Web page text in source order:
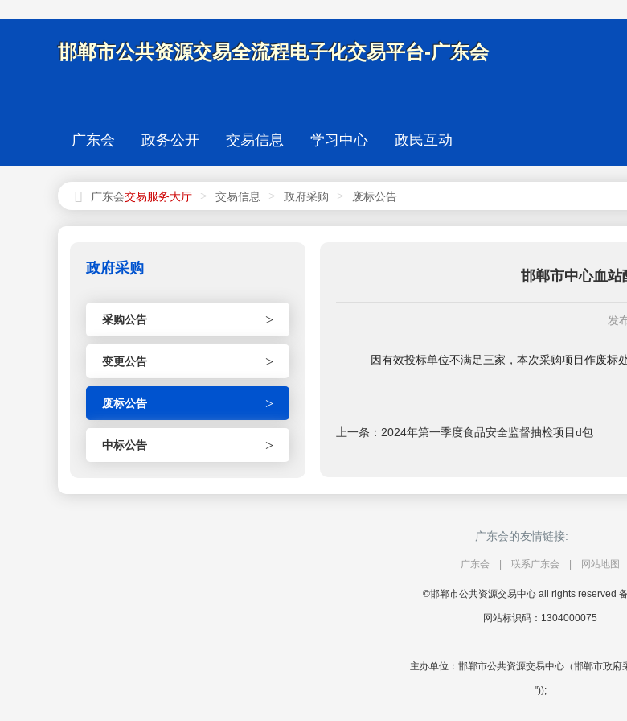
邯郸市公共资源交易全流程电子化交易平台-广东会
广东会 政务公开 交易信息 学习中心 政民互动
广东会 > 交易信息 > 政府采购 > 废标公告
政府采购
采购公告 >
变更公告 >
废标公告 >
中标公告 >
邯郸市中心血站
发
因有效投标单位不满足三家，本次采购项目作废标处
上一条：2024年第一季度食品安全监督抽检项目d包
广东会的友情链接:
广东会 联系广东会 网站地图
©邯郸市公共资源交易中心 all rights reserved 备
网站标识码：1304000075
主办单位：邯郸市公共资源交易中心（邯郸市政府
"));